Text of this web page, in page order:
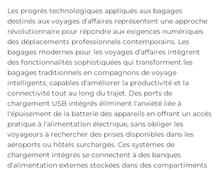
Les progrès technologiques appliqués aux bagages
destinés aux voyages d'affaires représentent une approche
révolutionnaire pour répondre aux exigences numériques
des déplacements professionnels contemporains. Les
bagages modernes pour les voyages d'affaires intègrent
des fonctionnalités sophistiquées qui transforment les
bagages traditionnels en compagnons de voyage
intelligents, capables d'améliorer la productivité et la
connectivité tout au long du trajet. Des ports de
chargement USB intégrés éliminent l'anxiété liée à
l'épuisement de la batterie des appareils en offrant un accès
pratique à l'alimentation électrique, sans obliger les
voyageurs à rechercher des prises disponibles dans les
aéroports ou hôtels surchargés. Ces systèmes de
chargement intégrés se connectent à des banques
d’alimentation externes stockées dans des compartiments